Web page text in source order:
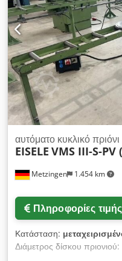
Metzingen 1.454 km
αυτόματο κυκλικό πριόνι
EISELE VMS III-S-PV
Πληροφορίες τιμής
Κατάσταση:
Διάμετρος δίσκου